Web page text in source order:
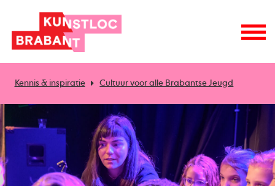
Kennis & inspiratie Cultuur voor alle Brabantse Jeugd